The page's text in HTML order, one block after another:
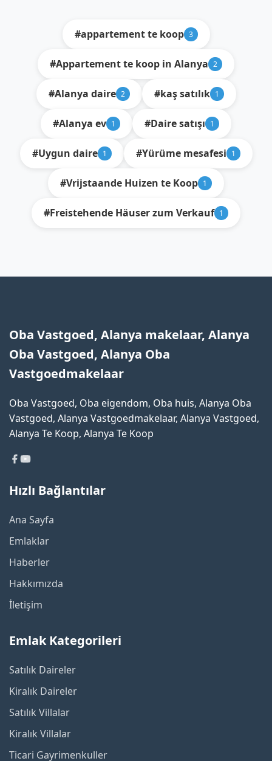
#appartement te koop 3
#Appartement te koop in Alanya 2
#Alanya daire 2 #kaş satılık 1
#Alanya ev 1 #Daire satışı 1
#Uygun daire 1 #Yürüme mesafesi 1
#Vrijstaande Huizen te Koop 1
#Freistehende Häuser zum Verkauf 1
Oba Vastgoed, Alanya makelaar, Alanya
Oba Vastgoed, Alanya Oba
Vastgoedmakelaar
Oba Vastgoed, Oba eigendom, Oba huis, Alanya Oba
Vastgoed, Alanya Vastgoedmakelaar, Alanya Vastgoed,
Alanya Te Koop, Alanya Te Koop
Hızlı Bağlantılar
Ana Sayfa
Emlaklar
Haberler
Hakkımızda
İletişim
Emlak Kategorileri
Satılık Daireler
Kiralık Daireler
Satılık Villalar
Kiralık Villalar
Ticari Gayrimenkuller